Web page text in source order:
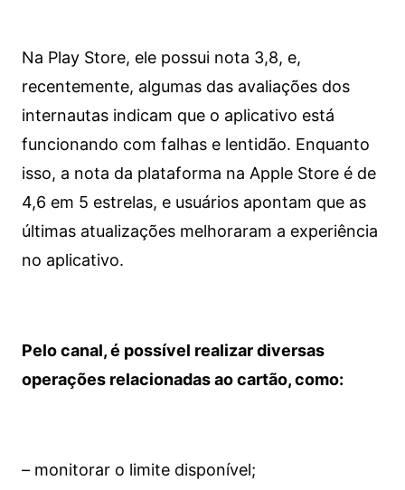
Na Play Store, ele possui nota 3,8, e,
recentemente, algumas das avaliações dos
internautas indicam que o aplicativo está
funcionando com falhas e lentidão. Enquanto
isso, a nota da plataforma na Apple Store é de
4,6 em 5 estrelas, e usuários apontam que as
últimas atualizações melhoraram a experiência
no aplicativo.
Pelo canal, é possível realizar diversas
operações relacionadas ao cartão, como:
– monitorar o limite disponível;